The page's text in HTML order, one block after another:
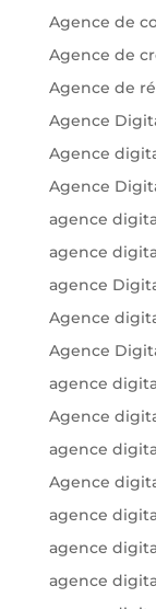
Agence de
Agence de
Agence de
Agence
Agence
Agence
agence
agence
agence
Agence
Agence
agence
Agence
agence
Agence
agence
agence
agence